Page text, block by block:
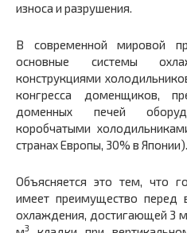
износа и разрушения.
В современной мировой
основные системы
конструкциями
конгресса доменщиков,
доменных печей
коробчатыми
странах Европы, 30% в Японии).
Объясняется это тем, что
имеет преимущество перед
охлаждения, достигающей 3 м
3